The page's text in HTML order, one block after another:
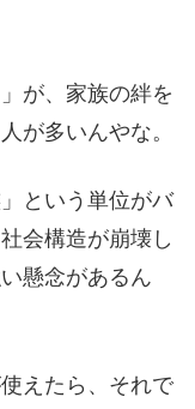
が、家族の絆を
が多いんやな。
という単位がバ
会構造が崩壊し
懸念があるん
えたら、それで